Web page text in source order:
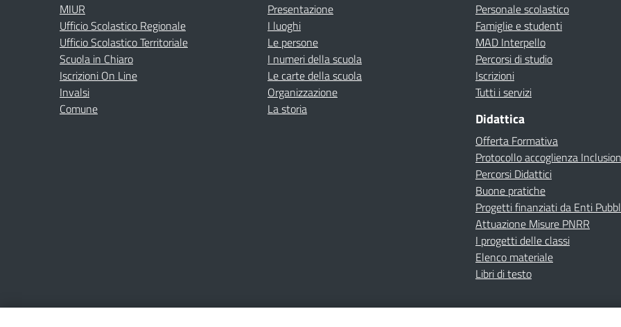
MIUR
Ufficio Scolastico Regionale
Ufficio Scolastico Territoriale
Scuola in Chiaro
Iscrizioni On Line
Invalsi
Comune
Presentazione
I luoghi
Le persone
I numeri della scuola
Le carte della scuola
Organizzazione
La storia
Personale scolastico
Famiglie e studenti
MAD Interpello
Percorsi di studio
Iscrizioni
Tutti i servizi
Didattica
Offerta Formativa
Protocollo accoglienza
Percorsi Didattici
Buone pratiche
Progetti finanziati da Enti
Attuazione Misure PNRR
I progetti delle classi
Elenco materiale
Libri di testo
Amministrazione TrasparenteAlbo onlinePrivacy PolicyDichiarazione di accessibilitàContattiNote Legali